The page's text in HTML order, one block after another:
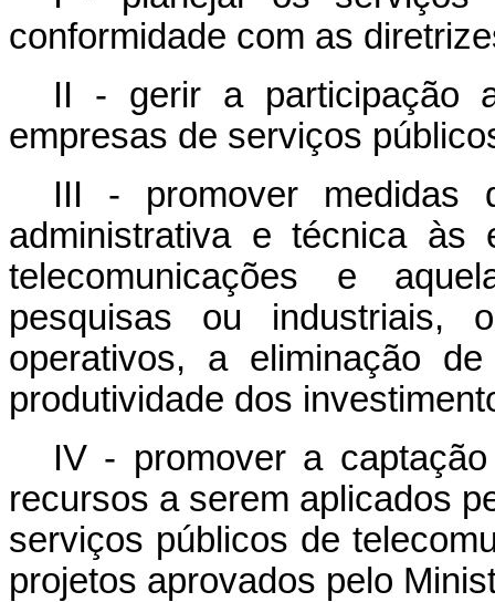
conformidade com as
II - gerir a participação
empresas de serviços
III - promover medidas
administrativa e técnica às
telecomunicações e
pesquisas ou industriais,
operativos, a eliminação
produtividade dos
IV - promover a
recursos a serem aplicados
serviços públicos de
projetos aprovados pelo